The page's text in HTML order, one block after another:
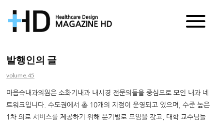
거
HD
발행인의 글
volume.45
마음속내과의원은 소화기내과 내시경 전문의들을 중심으로 모인 내과 네
트워크입니다. 수도권에서 총 10개의 지점이 운영되고 있으며, 수준 높은
1차 의료 서비스를 제공하기 위해 분기별로 모임을 갖고, 대학 교수님들